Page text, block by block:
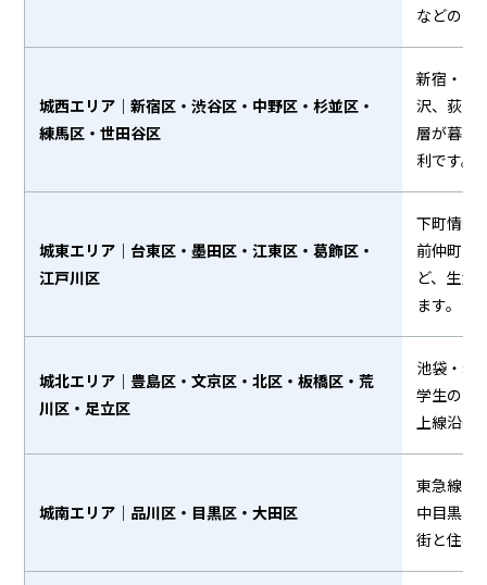
などの衣
城西エリア｜新宿区・渋谷区・中野区・杉並区・
練馬区・世田谷区
新宿・渋
沢、荻窪
層が暮ら
利です。
城東エリア｜台東区・墨田区・江東区・葛飾区・
江戸川区
下町情緒
前仲町・
ど、生活
ます。
城北エリア｜豊島区・文京区・北区・板橋区・荒
川区・足立区
池袋・赤
学生の多
上線沿線
城南エリア｜品川区・目黒区・大田区
東急線を
中目黒・
街と住宅